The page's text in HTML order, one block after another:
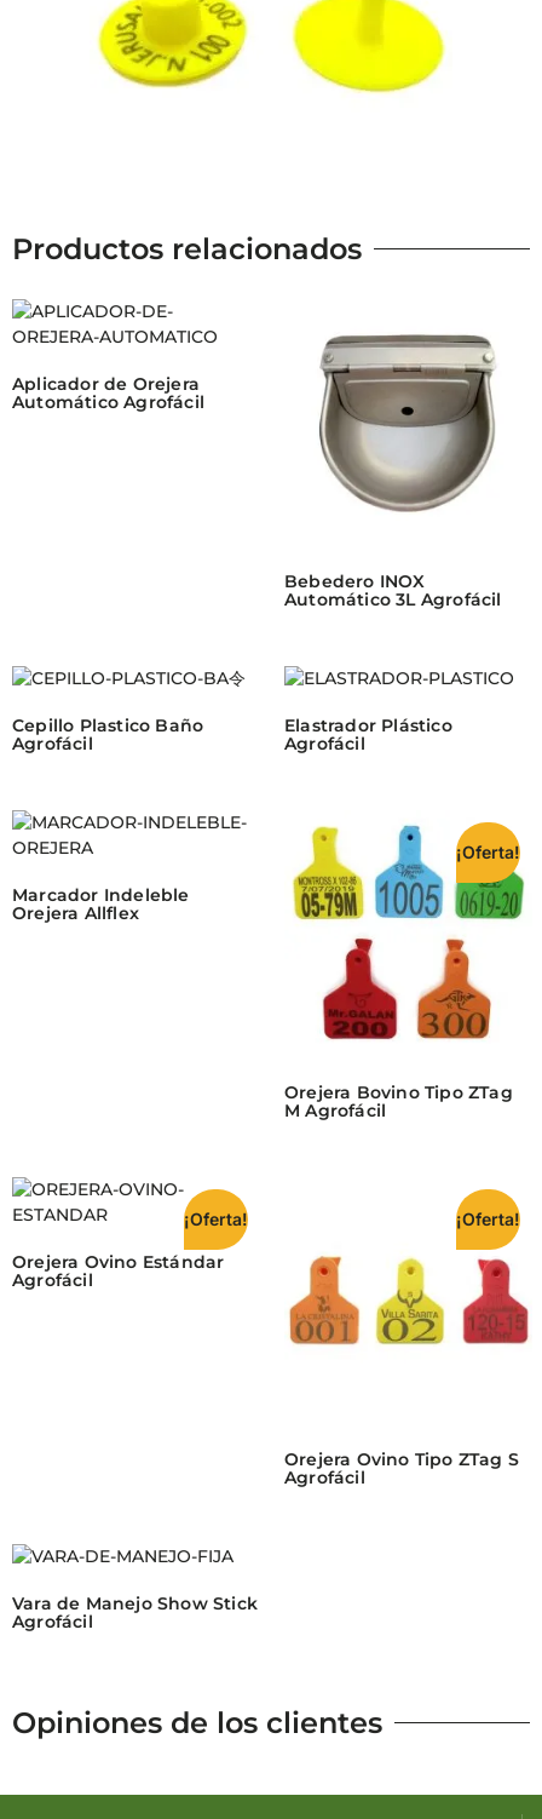
Productos relacionados
Aplicador de Orejera
Automático Agrofácil
Bebedero INOX
Automático 3L Agrofácil
Cepillo Plastico Baño
Agrofácil
Elastrador Plástico
Agrofácil
Marcador Indeleble
Orejera Allflex
¡Oferta!
Orejera Bovino Tipo ZTag
M Agrofácil
¡Oferta!
Orejera Ovino Estándar
Agrofácil
¡Oferta!
Orejera Ovino Tipo ZTag S
Agrofácil
Vara de Manejo Show Stick
Agrofácil
Opiniones de los clientes